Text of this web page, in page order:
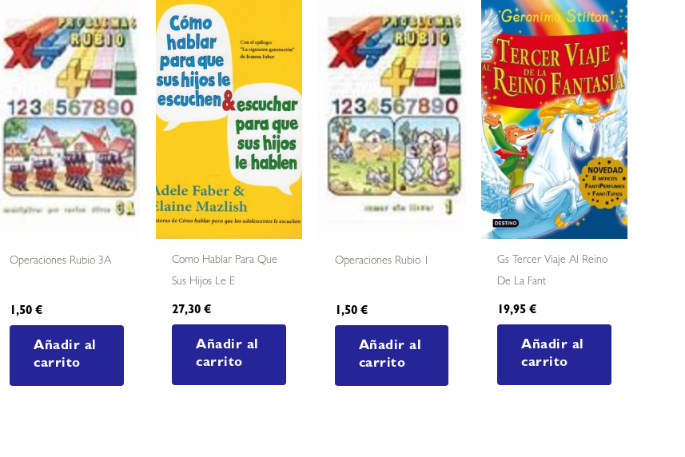
Operaciones Rubio 3A
1,50€
Añadir al
carrito
Como Hablar Para Que
Sus Hijos Le E
27,30€
Añadir al
carrito
Operaciones Rubio 1
1,50 €
Añadir al
carrito
Gs Tercer Viaje Al Reino
De La Fant
19,95€
Añadir al
carrito